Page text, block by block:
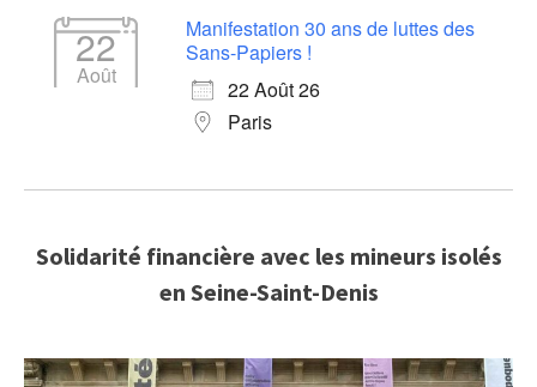
22
Août
Manifestation 30 ans de luttes des
Sans-Papiers !
22 Août 26
Paris
Solidarité financière avec les mineurs isolés
en Seine-Saint-Denis